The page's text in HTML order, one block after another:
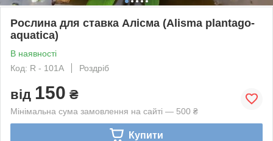
Рослина для ставка Алісма (Alisma plantago-
aquatica)
В наявності
Код: R - 101A
Роздріб
від 150 ₴
Мінімальна сума замовлення на сайті — 500 ₴
Купити